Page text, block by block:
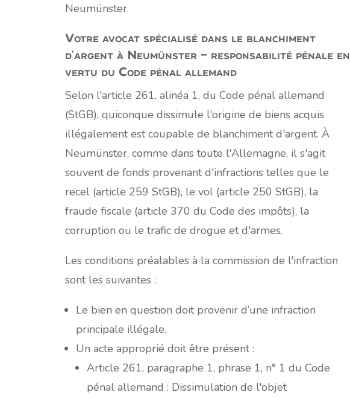
Neumünster.
Votre avocat spécialisé dans le blanchiment
d'argent à Neumünster – responsabilité pénale en
vertu du Code pénal allemand
Selon l'article 261, alinéa 1, du Code pénal allemand
(StGB), quiconque dissimule l'origine de biens acquis
illégalement est coupable de blanchiment d'argent. À
Neumünster, comme dans toute l'Allemagne, il s'agit
souvent de fonds provenant d'infractions telles que le
recel (article 259 StGB), le vol (article 250 StGB), la
fraude fiscale (article 370 du Code des impôts), la
corruption ou le trafic de drogue et d'armes.
Les conditions préalables à la commission de l'infraction
sont les suivantes :
Le bien en question doit provenir d’une infraction
principale illégale.
Un acte approprié doit être présent :
Article 261, paragraphe 1, phrase 1, n° 1 du Code
pénal allemand : Dissimulation de l'objet